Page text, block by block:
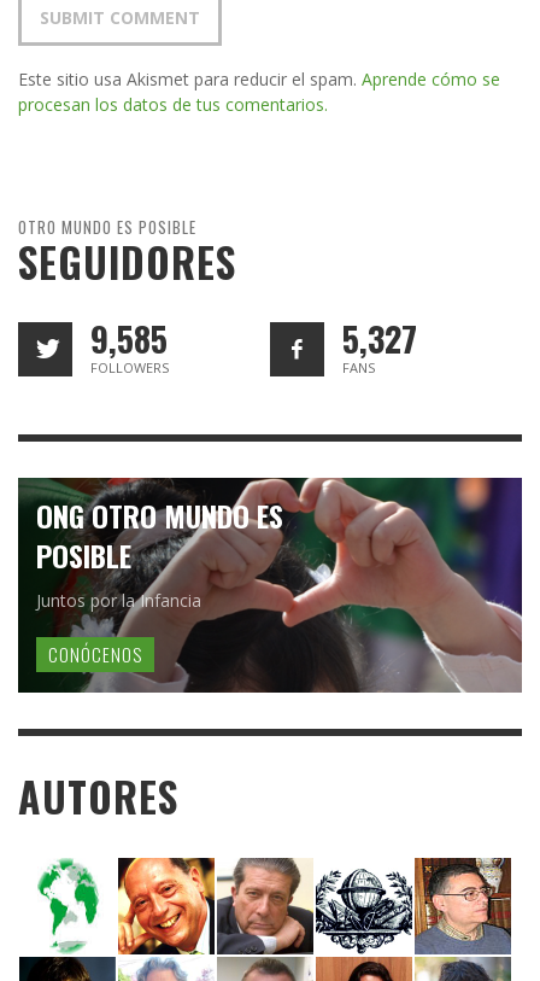
Este sitio usa Akismet para reducir el spam. Aprende cómo se
procesan los datos de tus comentarios.
OTRO MUNDO ES POSIBLE
SEGUIDORES
9,585
FOLLOWERS
5,327
FANS
ONG OTRO MUNDO ES
POSIBLE
Juntos por la Infancia
CONÓCENOS
AUTORES